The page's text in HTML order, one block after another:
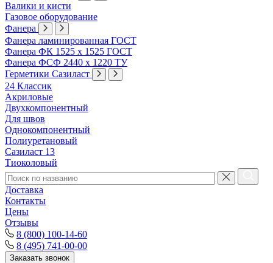
Валики и кисти
Газовое оборудование
Фанера
Фанера ламинированная ГОСТ
Фанера ФК 1525 х 1525 ГОСТ
Фанера ФСФ 2440 х 1220 ТУ
Герметики Сазиласт
24 Классик
Акриловые
Двухкомпонентный
Для швов
Однокомпонентный
Полиуретановый
Сазиласт 13
Тиоколовый
Доставка
Контакты
Цены
Отзывы
8 (800) 100-14-60
8 (495) 741-00-00
Заказать звонок